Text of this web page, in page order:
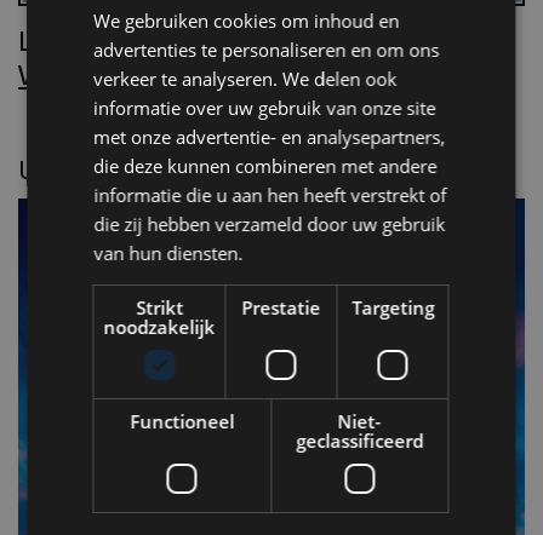
Lees Villa d’Arte!
Word nu abonnee.
UITGELICHT
We gebruiken cookies om inhoud en
advertenties te personaliseren en om ons
verkeer te analyseren. We delen ook
informatie over uw gebruik van onze site
met onze advertentie- en analysepartners,
die deze kunnen combineren met andere
informatie die u aan hen heeft verstrekt of
die zij hebben verzameld door uw gebruik
van hun diensten.
Strikt
noodzakelijk
Prestatie Targeting
Functioneel
Niet-
geclassificeerd